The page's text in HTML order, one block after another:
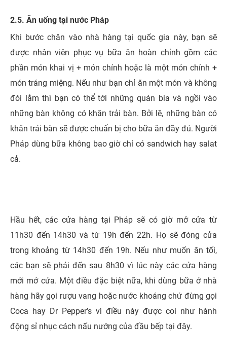
2.5. Ăn uống tại nước Pháp
Khi bước chân vào nhà hàng tại quốc gia này, bạn sẽ
được nhân viên phục vụ bữa ăn hoàn chỉnh gồm các
phần món khai vị + món chính hoặc là một món chính +
món tráng miệng. Nếu như bạn chỉ ăn một món và không
đói lắm thì bạn có thể tới những quán bia và ngồi vào
những bàn không có khăn trải bàn. Bởi lẽ, những bàn có
khăn trải bàn sẽ được chuẩn bị cho bữa ăn đầy đủ. Người
Pháp dùng bữa không bao giờ chỉ có sandwich hay salat
cả.
Hầu hết, các cửa hàng tại Pháp sẽ có giờ mở cửa từ
11h30 đến 14h30 và từ 19h đến 22h. Họ sẽ đóng cửa
trong khoảng từ 14h30 đến 19h. Nếu như muốn ăn tối,
các bạn sẽ phải đến sau 8h30 vì lúc này các cửa hàng
mới mở cửa. Một điều đặc biệt nữa, khi dùng bữa ở nhà
hàng hãy gọi rượu vang hoặc nước khoáng chứ đừng gọi
Coca hay Dr Pepper’s vì điều này được coi như hành
động sỉ nhục cách nấu nướng của đầu bếp tại đây.